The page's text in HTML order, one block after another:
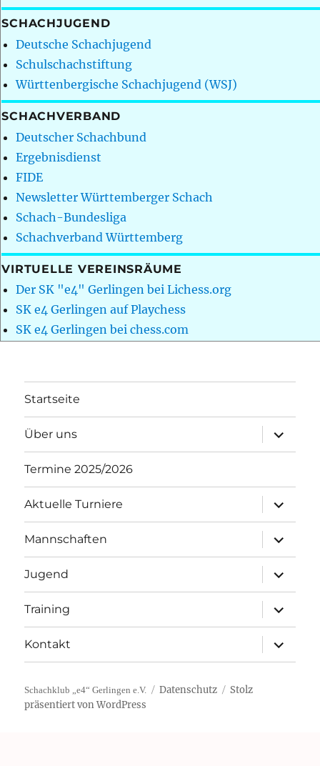
SCHACHJUGEND
Deutsche Schachjugend
Schulschachstiftung
Württenbergische Schachjugend (WSJ)
SCHACHVERBAND
Deutscher Schachbund
Ergebnisdienst
FIDE
Newsletter Württemberger Schach
Schach-Bundesliga
Schachverband Württemberg
VIRTUELLE VEREINSRÄUME
Der SK "e4" Gerlingen bei Lichess.org
SK e4 Gerlingen auf Playchess
SK e4 Gerlingen bei chess.com
Startseite
Über uns
öffnen
Termine 2025/2026
Aktuelle Turniere
öffnen
Mannschaften
öffnen
Jugend
öffnen
Training
öffnen
Kontakt
öffnen
Schachklub „e4“ Gerlingen e.V. Datenschutz
Stolz
präsentiert von WordPress